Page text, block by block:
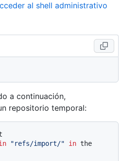
al shell administrativo
a continuación,
repositorio temporal:
"refs/import/" in the